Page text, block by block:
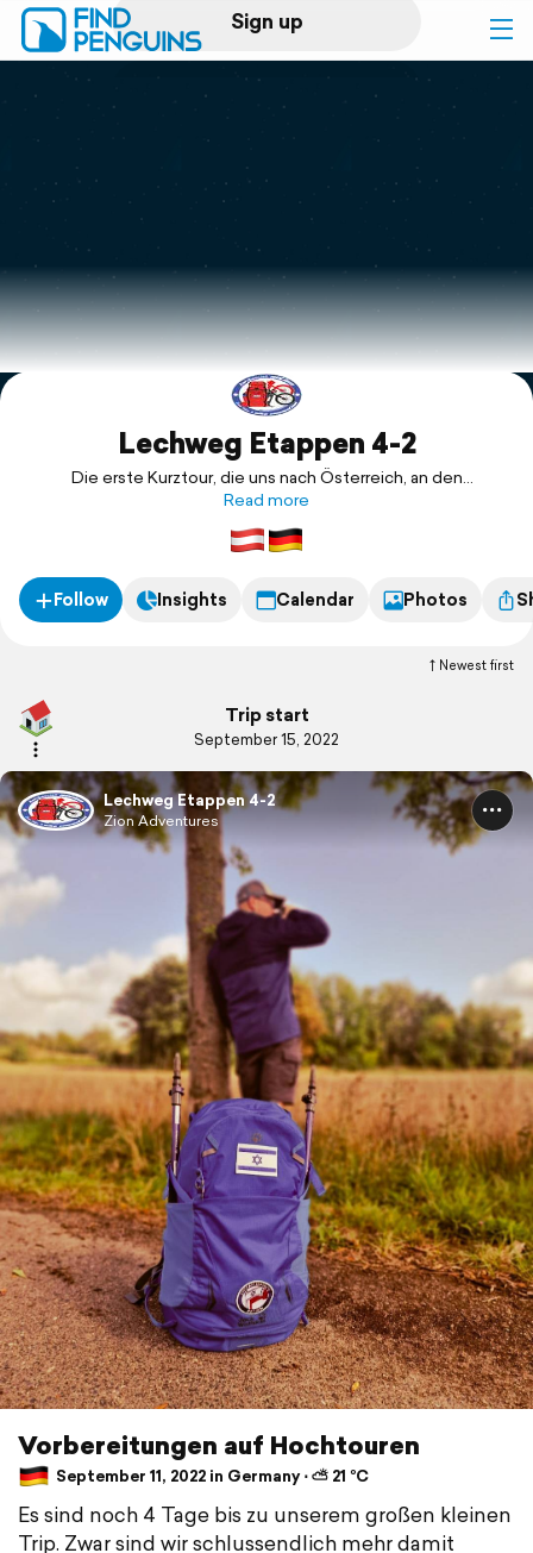
Sign up
Log in
Print a book
Flyover video
Explore
Support
Lechweg Etappen 4-2
Die erste Kurztour, die uns nach Österreich, an den
fantastischen Lechweg führt.
Leider kein Thru Hike, aber trotzdem unheimlich ergreifend.
Read more
Follow Insights Calendar Photos
Newest first
Trip start
September 15, 2022
Lechweg Etappen 4-2
Zion Adventures
Vorbereitungen auf Hochtouren
September 11, 2022 in Germany ⋅ ⛅ 21 °C
Es sind noch 4 Tage bis zu unserem großen kleinen
Trip. Zwar sind wir schlussendlich mehr damit